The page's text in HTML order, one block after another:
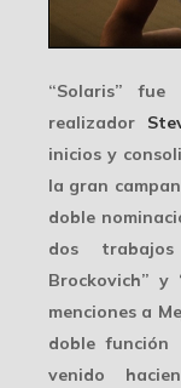
“Solaris”
realizador
inicios y
la gran
doble
dos
Brockovich” y
menciones a
doble función
venido